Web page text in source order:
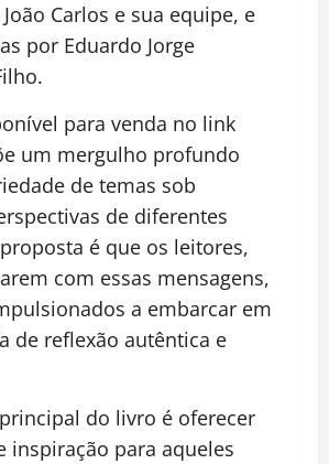
Carlos e sua equipe, e
por Eduardo Jorge
para venda no link
um mergulho profundo
de temas sob
de diferentes
é que os leitores,
com essas mensagens,
a embarcar em
de reflexão autêntica e
do livro é oferecer
inspiração para aqueles